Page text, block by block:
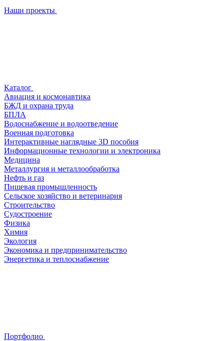
Наши проекты
Каталог
Авиация и космонавтика
БЖД и охрана труда
БПЛА
Водоснабжение и водоотведение
Военная подготовка
Интерактивные наглядные 3D пособия
Информационные технологии и электроника
Медицина
Металлургия и металлообработка
Нефть и газ
Пищевая промышленность
Сельское хозяйство и ветеринария
Строительство
Судостроение
Физика
Химия
Экология
Экономика и предпринимательство
Энергетика и теплоснабжение
Портфолио